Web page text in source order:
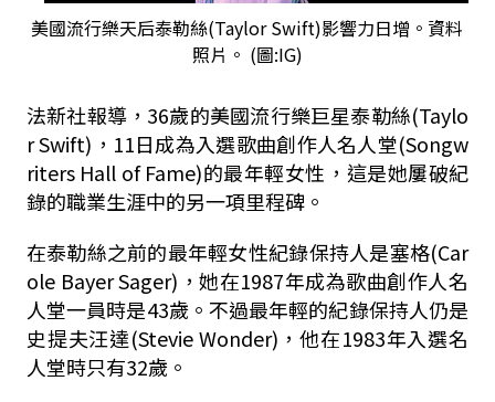
美國流行樂天后泰勒絲(Taylor Swift)影響力日增。資料
照片。 (圖:IG)
法新社報導，36歲的美國流行樂巨星泰勒絲(Taylo
r Swift)，11日成為入選歌曲創作人名人堂(Songw
riters Hall of Fame)的最年輕女性，這是她屢破紀
錄的職業生涯中的另一項里程碑。
在泰勒絲之前的最年輕女性紀錄保持人是塞格(Car
ole Bayer Sager)，她在1987年成為歌曲創作人名
人堂一員時是43歲。不過最年輕的紀錄保持人仍是
史提夫汪達(Stevie Wonder)，他在1983年入選名
人堂時只有32歲。